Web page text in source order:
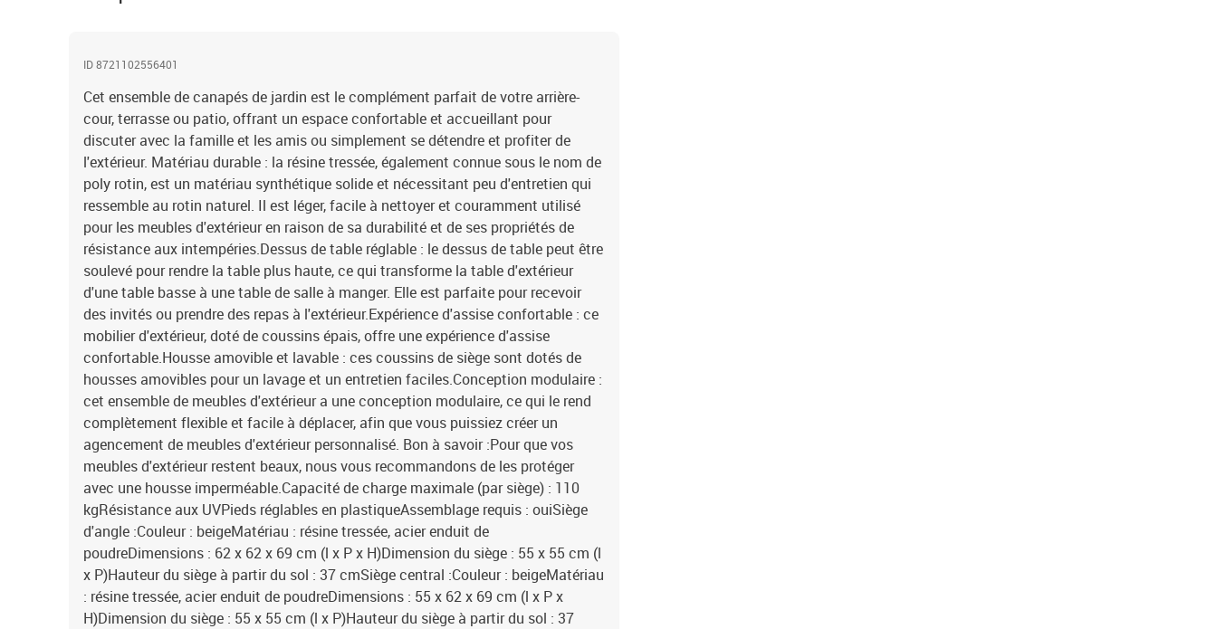
ID 8721102556401
Cet ensemble de canapés de jardin est le complément parfait de votre arrière-
cour, terrasse ou patio, offrant un espace confortable et accueillant pour
discuter avec la famille et les amis ou simplement se détendre et profiter de
l'extérieur. Matériau durable : la résine tressée, également connue sous le nom de
poly rotin, est un matériau synthétique solide et nécessitant peu d'entretien qui
ressemble au rotin naturel. Il est léger, facile à nettoyer et couramment utilisé
pour les meubles d'extérieur en raison de sa durabilité et de ses propriétés de
résistance aux intempéries.Dessus de table réglable : le dessus de table peut être
soulevé pour rendre la table plus haute, ce qui transforme la table d'extérieur
d'une table basse à une table de salle à manger. Elle est parfaite pour recevoir
des invités ou prendre des repas à l'extérieur.Expérience d'assise confortable : ce
mobilier d'extérieur, doté de coussins épais, offre une expérience d'assise
confortable.Housse amovible et lavable : ces coussins de siège sont dotés de
housses amovibles pour un lavage et un entretien faciles.Conception modulaire :
cet ensemble de meubles d'extérieur a une conception modulaire, ce qui le rend
complètement flexible et facile à déplacer, afin que vous puissiez créer un
agencement de meubles d'extérieur personnalisé. Bon à savoir :Pour que vos
meubles d'extérieur restent beaux, nous vous recommandons de les protéger
avec une housse imperméable.Capacité de charge maximale (par siège) : 110
kgRésistance aux UVPieds réglables en plastiqueAssemblage requis : ouiSiège
d'angle :Couleur : beigeMatériau : résine tressée, acier enduit de
poudreDimensions : 62 x 62 x 69 cm (l x P x H)Dimension du siège : 55 x 55 cm (l
x P)Hauteur du siège à partir du sol : 37 cmSiège central :Couleur : beigeMatériau
: résine tressée, acier enduit de poudreDimensions : 55 x 62 x 69 cm (l x P x
H)Dimension du siège : 55 x 55 cm (l x P)Hauteur du siège à partir du sol : 37